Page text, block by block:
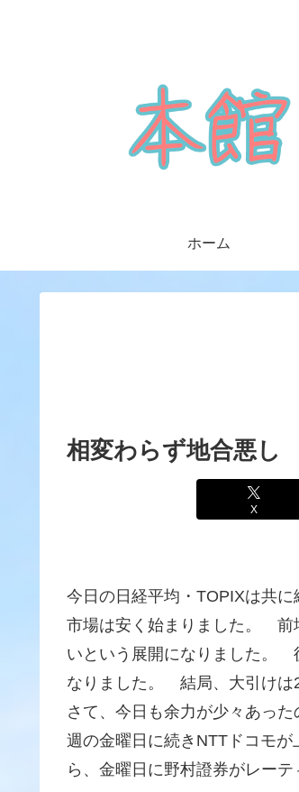
ホーム
相変わらず地合悪し
X
今日の日経平均・TOPIXは共
市場は安く始まりました。 前
いという展開になりました。
なりました。 結局、大引けは
さて、今日も余力が少々あっ
週の金曜日に続きNTTドコモ
ら、金曜日に野村證券がレー